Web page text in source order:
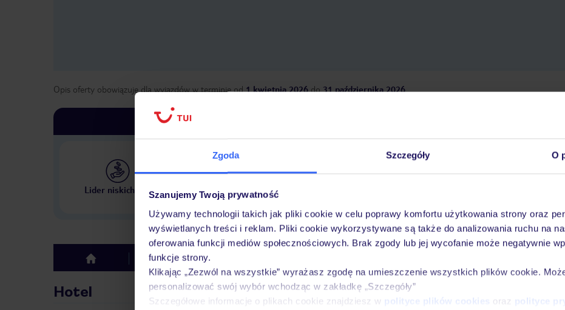
Zgoda Szczegóły O
Szanujemy Twoją prywatność
Używamy technologii takich jak pliki cookie w celu poprawy komfortu użytkowania strony oraz
wyświetlanych treści i reklam. Pliki cookie wykorzystywane są także do analizowania ruchu na
oferowania funkcji mediów społecznościowych. Brak zgody lub jej wycofanie może negatywnie
funkcje strony.
Klikając „Zezwól na wszystkie” wyrażasz zgodę na umieszczenie wszystkich plików cookie.
personalizować swój wybór wchodząc w zakładkę „Szczegóły”
Szczegółowe informacje o plikach cookie znajdziesz w polityce plików cookies oraz polityce
Opis oferty obowiązuje dla wyjazdów w terminie od 1 kwietnia 2026do31 października 2026
Lider niskich cen
w Polsce
top Hotel
Hotel